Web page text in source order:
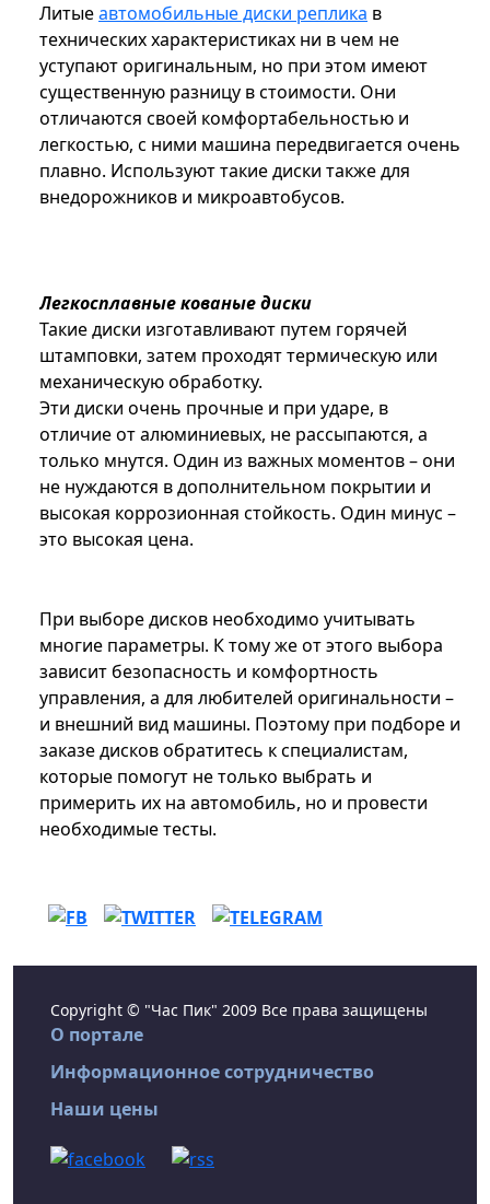
Литыеавтомобильные диски реплика в
технических характеристиках ни в чем не
уступают оригинальным, но при этом имеют
существенную разницу в стоимости. Они
отличаются своей комфортабельностью и
легкостью, с ними машина передвигается очень
плавно. Используют такие диски также для
внедорожников и микроавтобусов.
Легкосплавные кованые диски
Такие диски изготавливают путем горячей
штамповки, затем проходят термическую или
механическую обработку.
Эти диски очень прочные и при ударе, в
отличие от алюминиевых, не рассыпаются, а
только мнутся. Один из важных моментов – они
не нуждаются в дополнительном покрытии и
высокая коррозионная стойкость. Один минус –
это высокая цена.
При выборе дисков необходимо учитывать
многие параметры. К тому же от этого выбора
зависит безопасность и комфортность
управления, а для любителей оригинальности –
и внешний вид машины. Поэтому при подборе и
заказе дисков обратитесь к специалистам,
которые помогут не только выбрать и
примерить их на автомобиль, но и провести
необходимые тесты.
Copyright © "Час Пик" 2009 Все права защищены
О портале
Информационное сотрудничество
Наши цены